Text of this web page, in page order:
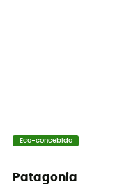
Eco-concebido
Patagonia